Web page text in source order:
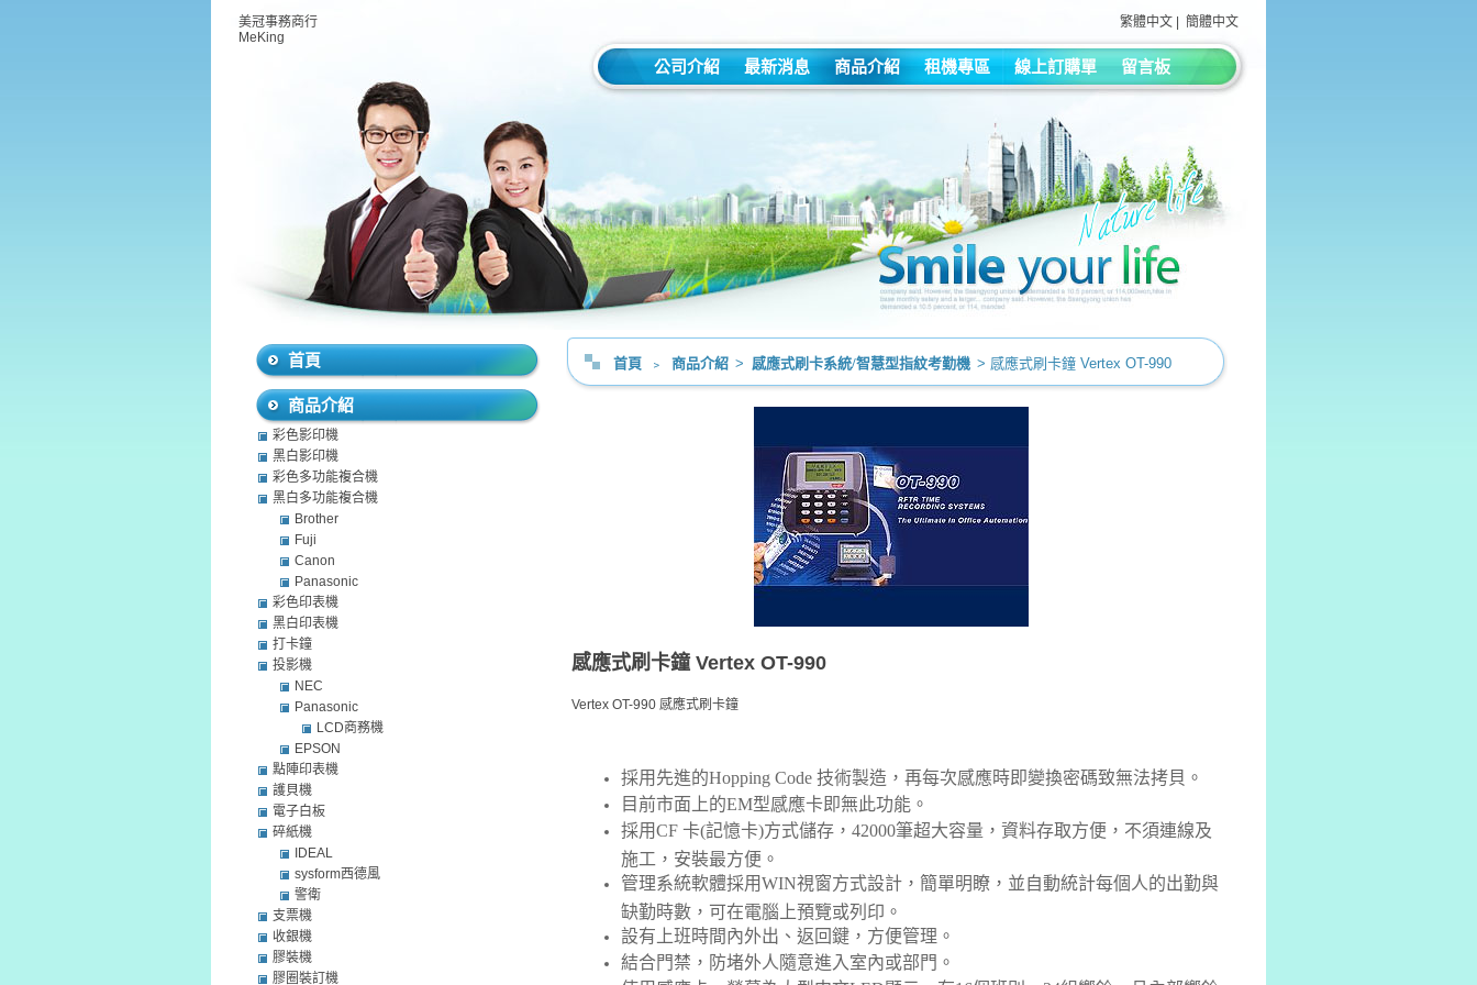
美冠事務商行
MeKing
繁體中文 簡體中文
公司介紹 最新消息 商品介紹 租機專區 線上訂購單 留言板
首頁 ﹥ 商品介紹 > 感應式刷卡系統/智慧型指紋考勤機 > 感應式刷卡鐘 Vertex OT-990
感應式刷卡鐘 Vertex OT-990
Vertex OT-990 感應式刷卡鐘
採用先進的Hopping Code 技術製造，再每次感應時即變換密碼致無法拷貝。
目前市面上的EM型感應卡即無此功能。
採用CF 卡(記憶卡)方式儲存，42000筆超大容量，資料存取方便，不須連線及
施工，安裝最方便。
管理系統軟體採用WIN視窗方式設計，簡單明瞭，並自動統計每個人的出勤與
缺勤時數，可在電腦上預覽或列印。
設有上班時間內外出、返回鍵，方便管理。
結合門禁，防堵外人隨意進入室內或部門。
首頁
商品介紹
彩色影印機
黑白影印機
彩色多功能複合機
黑白多功能複合機
Brother
Fuji
Canon
Panasonic
彩色印表機
黑白印表機
打卡鐘
投影機
NEC
Panasonic
LCD商務機
EPSON
點陣印表機
護貝機
電子白板
碎紙機
IDEAL
sysform西德風
警衛
支票機
收銀機
膠裝機
膠圈裝訂機